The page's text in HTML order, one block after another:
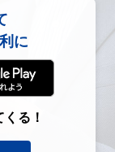
に
る！